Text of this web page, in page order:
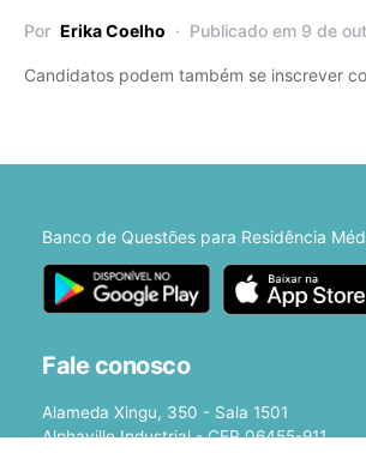
Por Erika Coelho Publicado em 9 de
Candidatos podem também se inscrever
Banco de Questões para Residência
Fale conosco
Alameda Xingu, 350 - Sala 1501
Alphaville Industrial - CEP 06455-911